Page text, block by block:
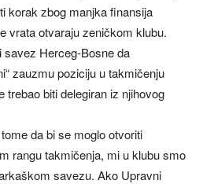
korak zbog manjka finansija
vrata otvaraju zeničkom klubu.
savez Herceg-Bosne da
zauzmu poziciju u takmičenju
trebao biti delegiran iz njihovog
da bi se moglo otvoriti
rangu takmičenja, mi u klubu smo
savezu. Ako Upravni